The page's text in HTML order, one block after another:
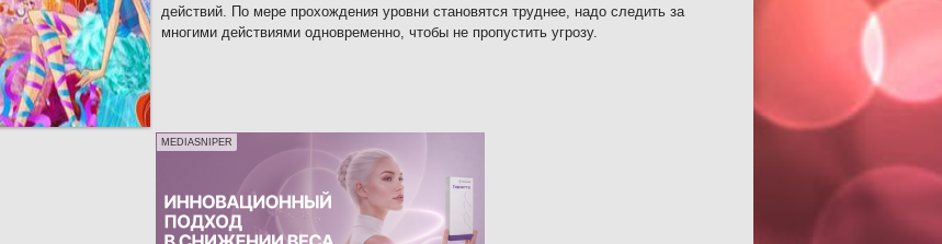
действий. По мере прохождения уровни становятся труднее, надо следить за
многими действиями одновременно, чтобы не пропустить угрозу.
MEDIASNIPER